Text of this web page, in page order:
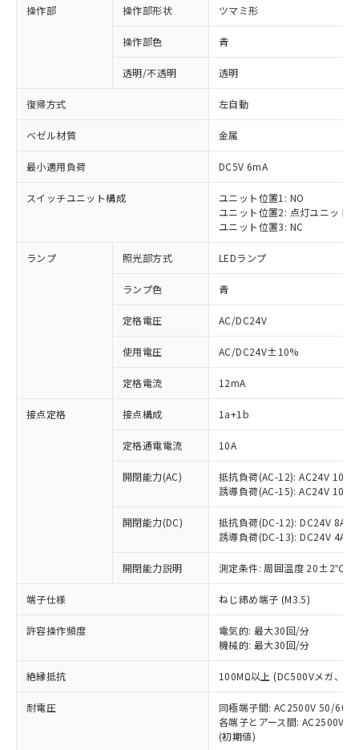
操作部 操作部形状 ツマミ形
操作部色 青
透明/不透明 透明
復帰方式 左自動
ベゼル材質 金属
最小適用負荷 DC5V 6mA
スイッチユニット構成
ユニット位置1: NO
ユニット位置2: 点灯ユニット
ユニット位置3: NC
ランプ 照光部方式 LEDランプ
ランプ色 青
定格電圧 AC/DC24V
使用電圧 AC/DC24V±10%
定格電流 12mA
接点定格 接点構成 1a+1b
定格通電電流 10A
開閉能力(AC)
抵抗負荷(AC-12): AC24V 10A/
誘導負荷(AC-15): AC24V
開閉能力(DC)
抵抗負荷(DC-12): DC24V 8A/
誘導負荷(DC-13): DC24V 4A/
開閉能力説明 測定条件: 周囲温度 20±2℃、
端子仕様 ねじ締め端子 (M3.5)
許容操作頻度
電気的: 最大30回/分
機械的: 最大30回/分
絶縁抵抗 100MΩ以上 (DC500Vメガ、点
耐電圧
同極端子間: AC2500V 50/
各端子とアース間: AC2500V
(初期値)
ご利用条件
ご利用ください。
本サービスは、当社制御機器事業取扱
商品の当社在庫状況および標準価格
(税抜)を提供させていただくもので
当社制御機器事業取扱商品の中には、
本サービスの対象外となる商品もある
ことをご了承ください。
在庫状況および標準価格照会結果は、
対応済み：EU RoHS指令（10物質）の
非含有に対応した製品が提供可能な商品で
対応予定：EU RoHS指令（10物質）の非含
有に対応した製品に切り替える予定のある
対応予定なし：EU RoHS指令（10物質）の
非含有に非対応の商品で、対応品を出す予
定はありません。
調査・確認中：EU RoHS指令（10物質）の
非含有の対応状況を調査中または確認中の
害物質有無と関係のない商品です。
仕入先様の事情により、非含有部品として
いたものが、含有品と判明した場合などや
むを得ず変更することがあります。
※1 中国RoHS○×表
「○」：最大均質材料含有率が中国RoHSの
基準値以下であることを示します。
「×」：最大均質材料含有率が中国RoHSの
基準値を超えていることを示します。
「－」：未確認です。当社販売部門へお問
当社は、これら貴社製品のうち、外国
為替および外国貿易法に定める商品